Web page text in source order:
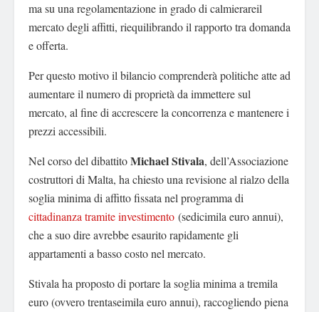
ma su una regolamentazione in grado di calmierareil
mercato degli affitti, riequilibrando il rapporto tra domanda
e offerta.
Per questo motivo il bilancio comprenderà politiche atte ad
aumentare il numero di proprietà da immettere sul
mercato, al fine di accrescere la concorrenza e mantenere i
prezzi accessibili.
Nel corso del dibattitoMichael Stivala, dell’Associazione
costruttori di Malta, ha chiesto una revisione al rialzo della
soglia minima di affitto fissata nel programma di
cittadinanza tramite investimento (sedicimila euro annui),
che a suo dire avrebbe esaurito rapidamente gli
appartamenti a basso costo nel mercato.
Stivala ha proposto di portare la soglia minima a tremila
euro (ovvero trentaseimila euro annui), raccogliendo piena